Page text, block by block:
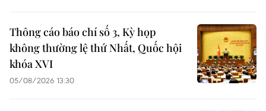
Thông cáo báo chí số 3, Kỳ họp
không thường lệ thứ Nhất, Quốc hội
khóa XVI
05/08/2026 13:30